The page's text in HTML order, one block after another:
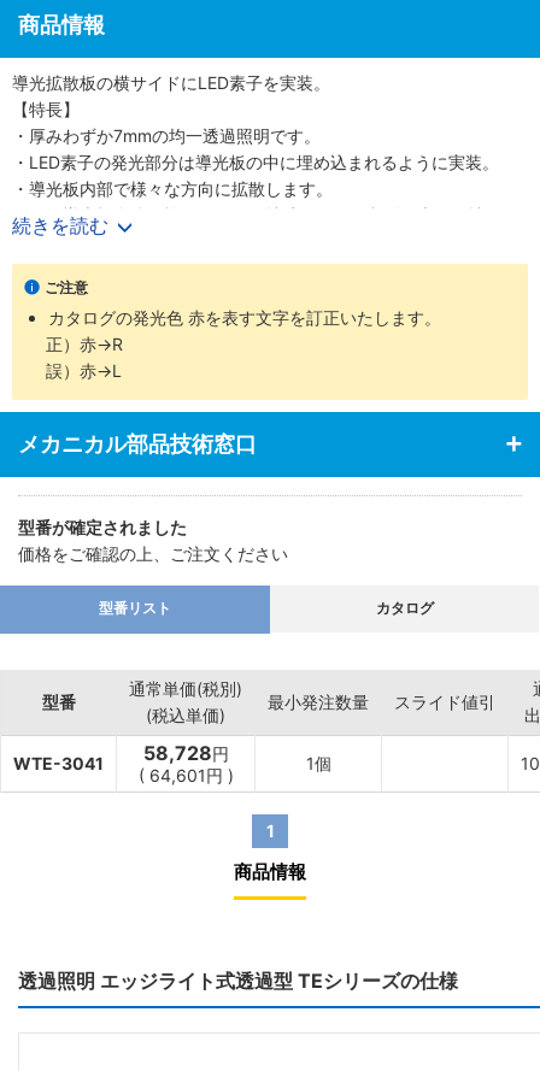
商品情報
導光拡散板の横サイドにLED素子を実装。
【特長】
・厚みわずか7mmの均一透過照明です。
・LED素子の発光部分は導光板の中に埋め込まれるように実装。
・導光板内部で様々な方向に拡散します。
・また導光板自体に施されている特殊パターン印刷・表面の拡散カ
バーなど、均一性を確保のための特殊製法を採用しました。
・少ない素子数・省電力ながら均一性の確保された透過照明として
活躍しています。
・発光面の大きさも用途にあわせて8タイプ。
・多彩な照明色を揃えています。
【用途】
・各種形状認識、寸法測定、異物検査、液面レベルチェック、ピン
続きを読む
ご注意
カタログの発光色 赤を表す文字を訂正いたします。
正）赤→R
誤）赤→L
メカニカル部品技術窓口
型番が確定されました
価格をご確認の上、ご注文ください
型番リスト カタログ
型番
通常単価(税別)
(税込単価)
最小発注数量 スライド値引
WTE-3041 58,728円
( 64,601円 )
1個 10
1
商品情報
透過照明 エッジライト式透過型 TEシリーズの仕様